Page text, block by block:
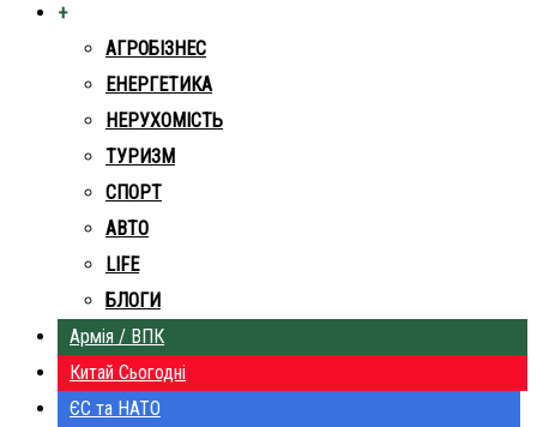
+
АГРОБІЗНЕС
ЕНЕРГЕТИКА
НЕРУХОМІСТЬ
ТУРИЗМ
СПОРТ
АВТО
LIFE
БЛОГИ
Армія / ВПК
Китай Сьогодні
ЄС та НАТО